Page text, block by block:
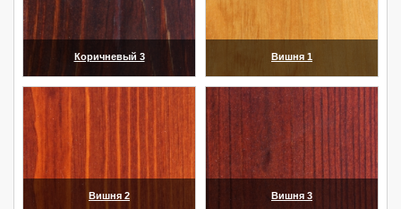
Коричневый 3 Вишня 1
Вишня 2 Вишня 3